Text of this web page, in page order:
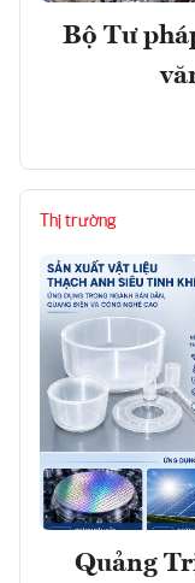
Bộ Tư
Thị trường
Quảng